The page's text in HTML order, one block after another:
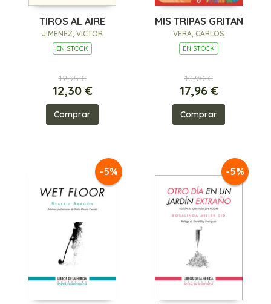
TIROS AL AIRE
JIMENEZ, VICTOR
EN STOCK
12,95 €
12,30 €
Comprar
MIS TRIPAS GRITAN
VERA, CARLOS
EN STOCK
18,90 €
17,96 €
Comprar
-5% -5%